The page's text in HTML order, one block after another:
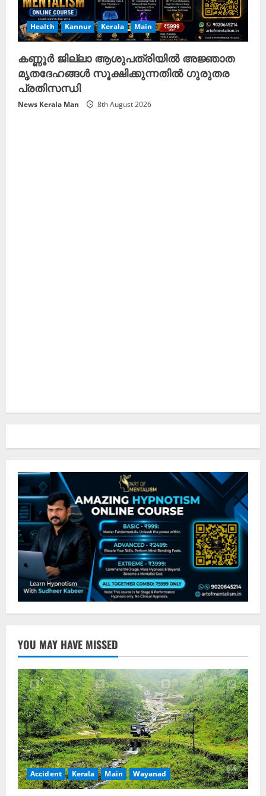
Health Kannur Kerala Main
കണ്ണൂർ ജില്ലാ ആശുപത്രിയിൽ അജ്ഞാത
മൃതദേഹങ്ങൾ സൂക്ഷിക്കുന്നതിൽ ഗുരുതര
പ്രതിസന്ധി
News Kerala Man 8th August 2026
YOU MAY HAVE MISSED
Accident Kerala Main Wayanad